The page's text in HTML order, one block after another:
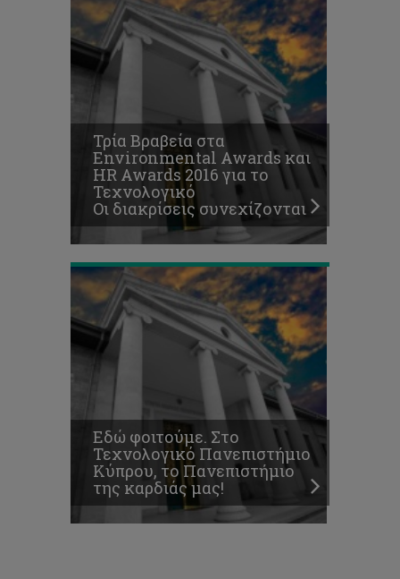
Τρία Βραβεία στα
Environmental Awards και
HR Awards 2016 για το
Τεχνολογικό
Οι διακρίσεις συνεχίζονται
Εδώ
φοιτούμε.
Τεχνολογικό
Πανεπιστήμιο
Κύπρου,
το
Πανεπιστήμιο
της
καρδιάς
μας!
Εδώ φοιτούμε. Στο
Τεχνολογικό Πανεπιστήμιο
Κύπρου, το Πανεπιστήμιο
της καρδιάς μας!